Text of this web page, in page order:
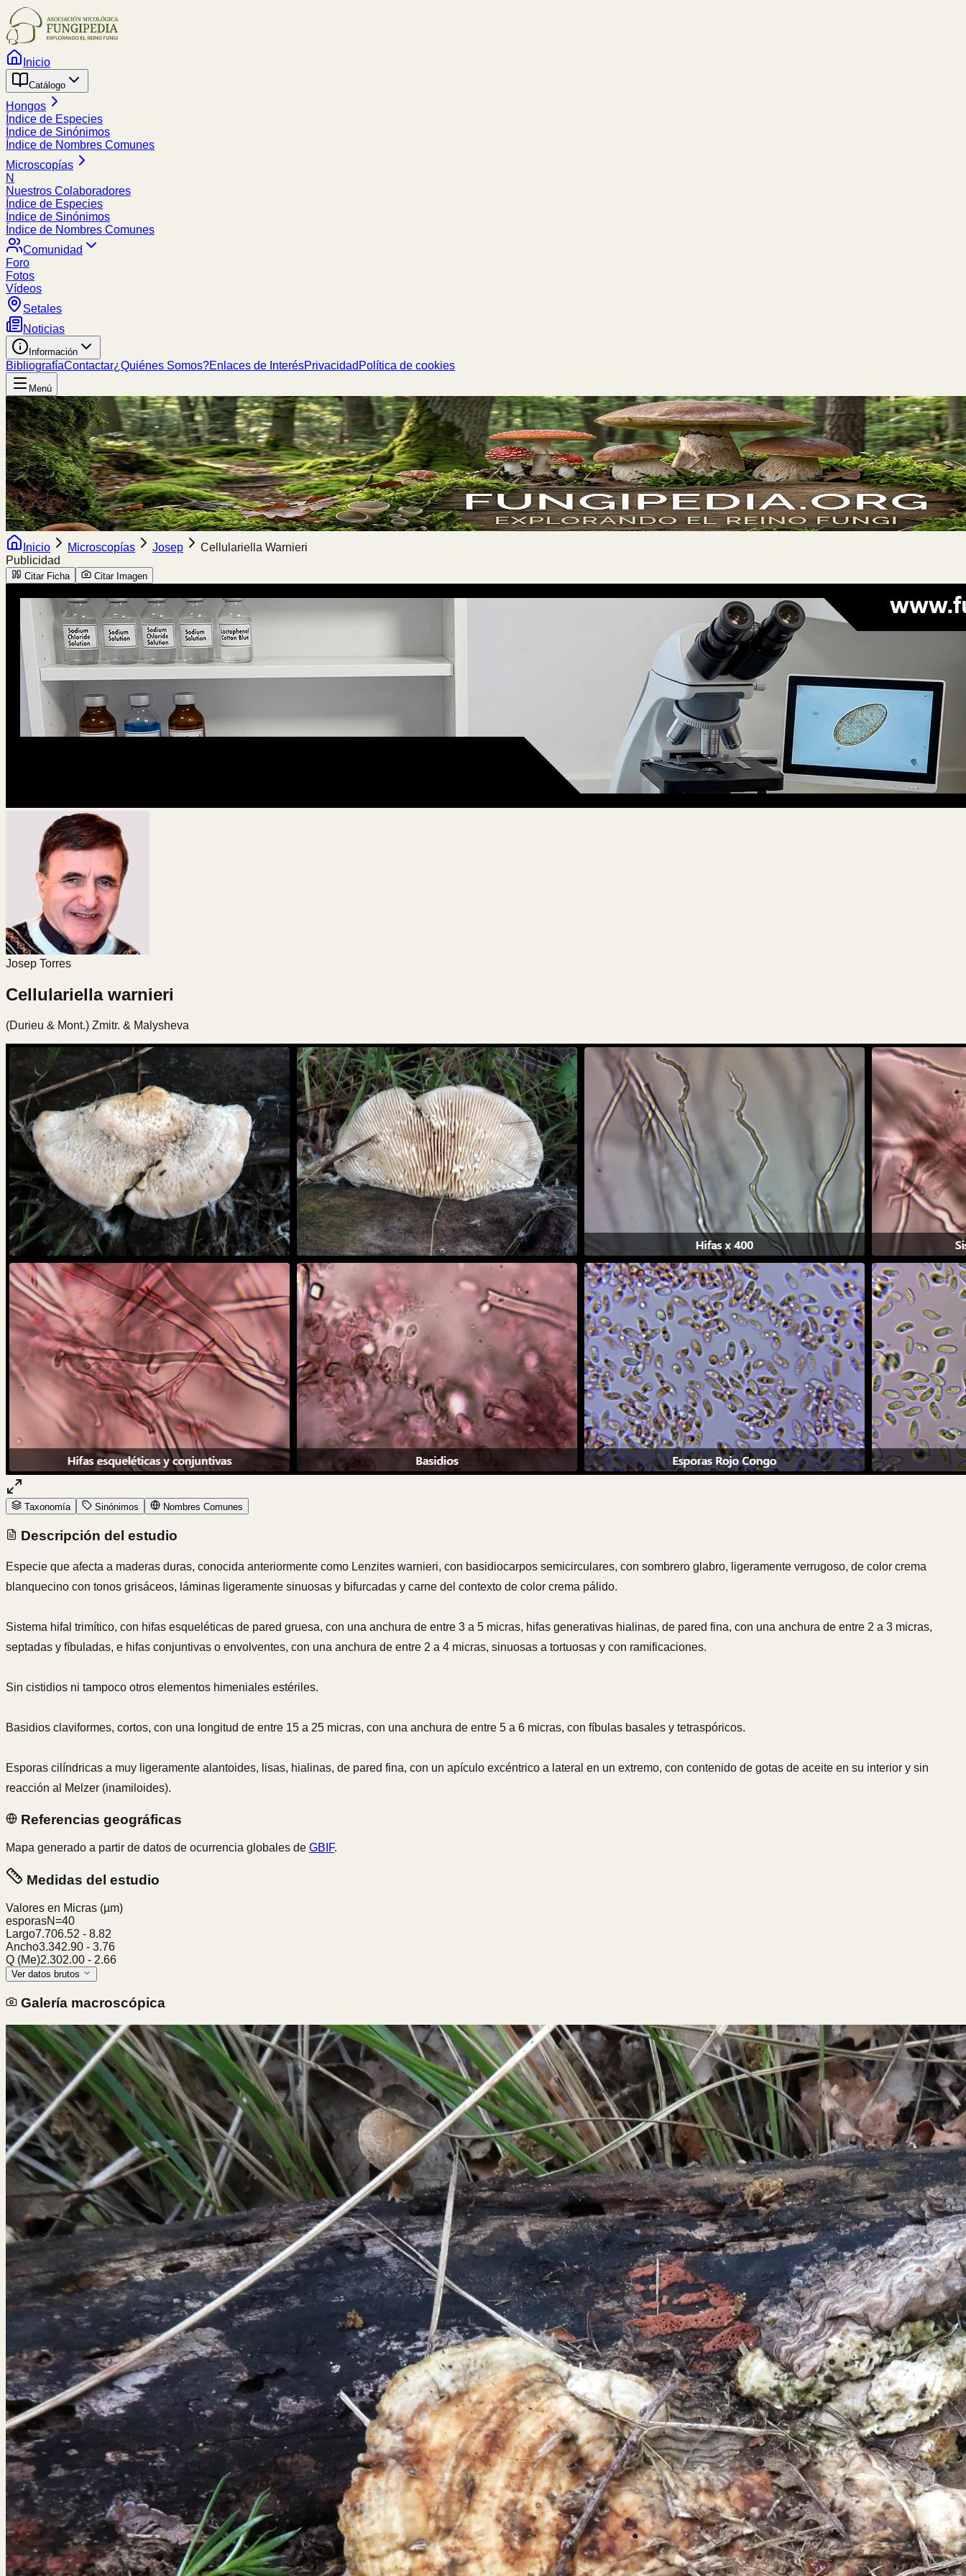
Inicio
Catálogo
Hongos
Índice de Especies
Índice de Sinónimos
Índice de Nombres Comunes
Microscopías
N
Nuestros Colaboradores
Índice de Especies
Índice de Sinónimos
Índice de Nombres Comunes
Comunidad
Foro
Fotos
Vídeos
Setales
Noticias
Información
BibliografíaContactar¿Quiénes Somos?Enlaces de InterésPrivacidad Política de cookies
Menú
Inicio Microscopías Josep
Cellulariella Warnieri
Publicidad
Citar Ficha Citar Imagen
Josep Torres
Cellulariella warnieri
(Durieu & Mont.) Zmitr. & Malysheva
Taxonomía Sinónimos Nombres Comunes
Descripción del estudio
Especie que afecta a maderas duras, conocida anteriormente como Lenzites warnieri, con basidiocarpos semicirculares, con sombrero glabro, ligeramente verrugoso, de color crema
blanquecino con tonos grisáceos, láminas ligeramente sinuosas y bifurcadas y carne del contexto de color crema pálido.
Sistema hifal trimítico, con hifas esqueléticas de pared gruesa, con una anchura de entre 3 a 5 micras, hifas generativas hialinas, de pared fina, con una anchura de entre 2 a 3 micras,
septadas y fíbuladas, e hifas conjuntivas o envolventes, con una anchura de entre 2 a 4 micras, sinuosas a tortuosas y con ramificaciones.
Sin cistidios ni tampoco otros elementos himeniales estériles.
Basidios claviformes, cortos, con una longitud de entre 15 a 25 micras, con una anchura de entre 5 a 6 micras, con fíbulas basales y tetraspóricos.
Esporas cilíndricas a muy ligeramente alantoides, lisas, hialinas, de pared fina, con un apículo excéntrico a lateral en un extremo, con contenido de gotas de aceite en su interior y sin
reacción al Melzer (inamiloides).
Referencias geográficas
Mapa generado a partir de datos de ocurrencia globales de GBIF.
Medidas del estudio
Valores en Micras (µm)
esporasN=40
Largo7.706.52 - 8.82
Ancho3.342.90 - 3.76
Q (Me)2.302.00 - 2.66
Ver datos brutos
Galería macroscópica